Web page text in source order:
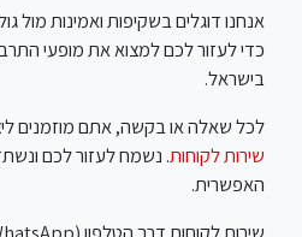
אנחנו דוגלים בשקיפות ואמינות מול
כדי לעזור לכם למצוא את מופעי
בישראל.
לכל שאלה או בקשה, אתם מוזמנים
שירות לקוחות. נשמח לעזור לכם
האפשרית.